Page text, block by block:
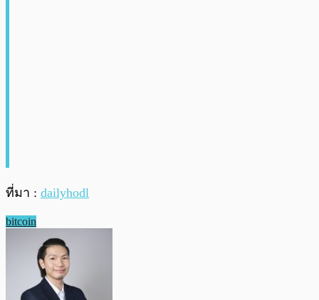
ที่มา : dailyhodl
bitcoin